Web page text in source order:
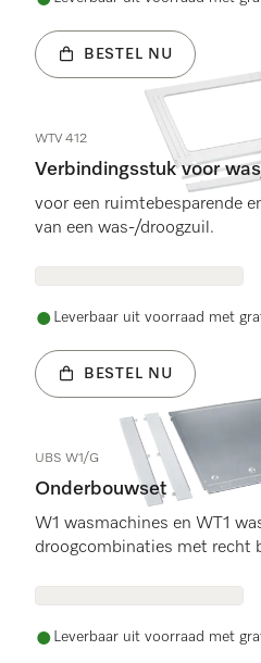
BESTEL NU
WTV 412
Verbindingsstuk voor
voor een ruimtebesparende
van een was-/droogzuil.
Leverbaar uit voorraad met
BESTEL NU
UBS W1/G
Onderbouwset
W1 wasmachines en WT1
droogcombinaties met recht
Leverbaar uit voorraad met